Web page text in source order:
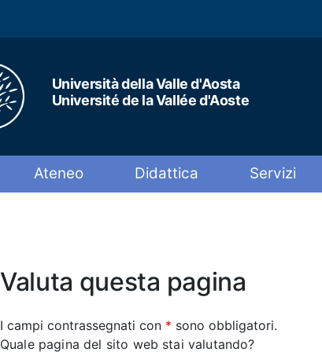
Università della Valle d'Aosta
Université de la Vallée d'Aoste
Ateneo Didattica Servizi
Valuta questa pagina
I campi contrassegnati con * sono obbligatori.
Quale pagina del sito web stai valutando?